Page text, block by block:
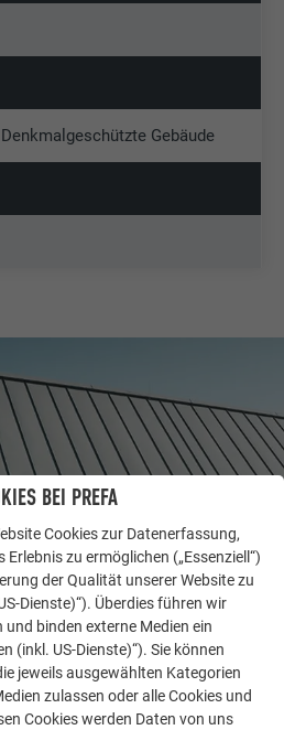
Gebäude
zeigt, wie vielseitig
BEI PREFA
Cookies zur Datenerfassung,
zu ermöglichen („Essenziell“)
der Qualität unserer Website zu
Dienste)“). Überdies führen wir
binden externe Medien ein
(inkl. US-Dienste)“). Sie können
jeweils ausgewählten Kategorien
zulassen oder alle Cookies und
Cookies werden Daten von uns